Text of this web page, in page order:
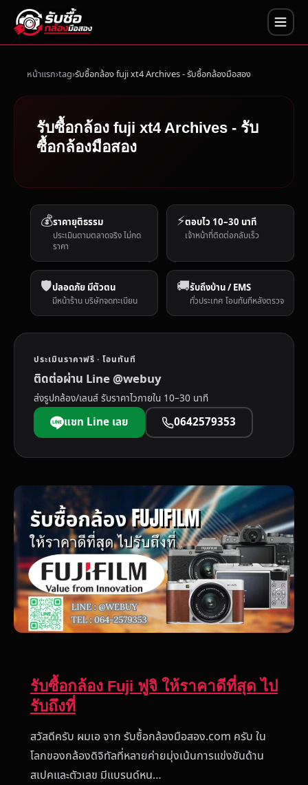
หน้าแรก tag รับซื้อกล้อง fuji xt4 Archives - รับซื้อกล้องมือสอง
รับซื้อกล้อง fuji xt4 Archives - รับ
ซื้อกล้องมือสอง
💰ราคายุติธรรม
ประเมินตามตลาดจริง ไม่กด
ราคา
⚡ตอบไว 10–30 นาที
เจ้าหน้าที่ติดต่อกลับเร็ว
🛡️ปลอดภัย มีตัวตน
มีหน้าร้าน บริษัทจดทะเบียน
🚚รับถึงบ้าน / EMS
ทั่วประเทศ โอนทันทีหลังตรวจ
ประเมินราคาฟรี · โอนทันที
ติดต่อผ่าน Line @webuy
ส่งรูปกล้อง/เลนส์ รับราคาไวภายใน 10–30 นาที
แชท Line เลย 0642579353
รับซื้อกล้อง Fuji ฟูจิ ให้ราคาดีที่สุด ไป
รับถึงที่
สวัสดีครับ ผมเอ จาก รับซื้อกล้องมือสอง.com ครับ ใน
โลกของกล้องดิจิทัลที่หลายค่ายมุ่งเน้นการแข่งขันด้าน
สเปคและตัวเลข มีแบรนด์หน…